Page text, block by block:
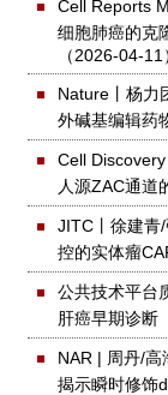
Cell Reports
细胞肺癌的克
（2026-04-11
Nature丨杨力
外碱基编辑药
Cell
人源ZAC通道
JITC丨徐建青
控的实体瘤
公共技术平台
肝癌早期诊断
NAR | 周丹/高
揭示瞬时修饰